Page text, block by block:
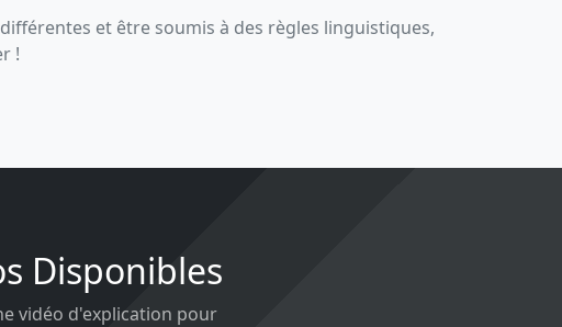
et être soumis à des règles linguistiques,
!
Disponibles
vidéo d'explication pour